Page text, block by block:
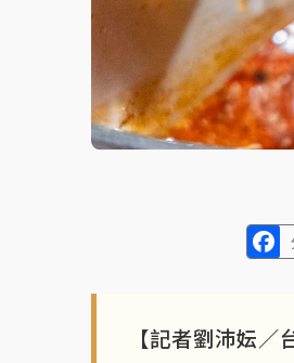
【記者劉沛妘